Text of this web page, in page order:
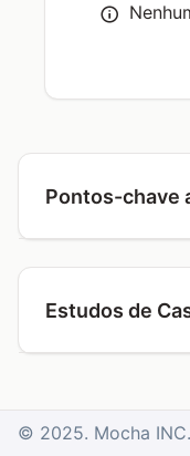
Pontos-chave
Estudos de
© 2025. Mocha